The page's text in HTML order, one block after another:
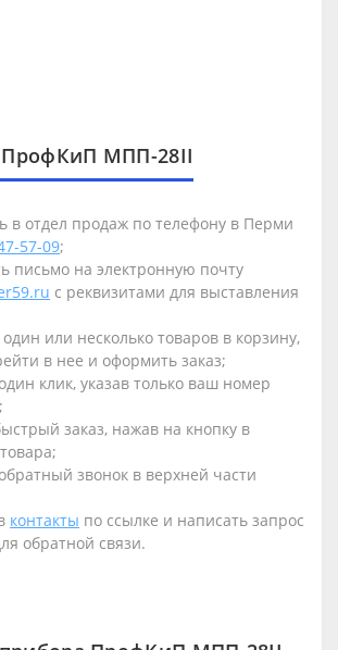
ПрофКиП МПП-28II
в отдел продаж по телефону в Перми
57-09;
письмо на электронную почту
с реквизитами для выставления
или несколько товаров в корзину,
в нее и оформить заказ;
клик, указав только ваш номер
заказ, нажав на кнопку в
звонок в верхней части
контакты по ссылке и написать запрос
обратной связи.